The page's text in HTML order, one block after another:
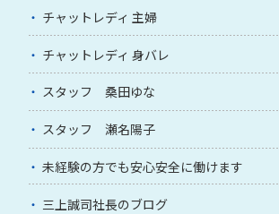
チャットレディ 主婦
チャットレディ 身バレ
スタッフ 桑田ゆな
スタッフ 瀬名陽子
未経験の方でも安心安全に働けます
三上誠司社長のブログ